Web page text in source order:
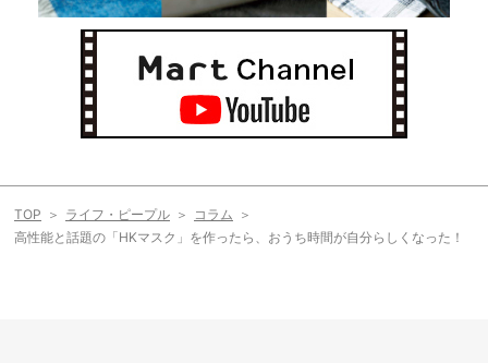
TOP ライフ・ピープル
コラム
高性能と話題の「HKマスク」を作ったら、おうち時間が自分らしくなった！